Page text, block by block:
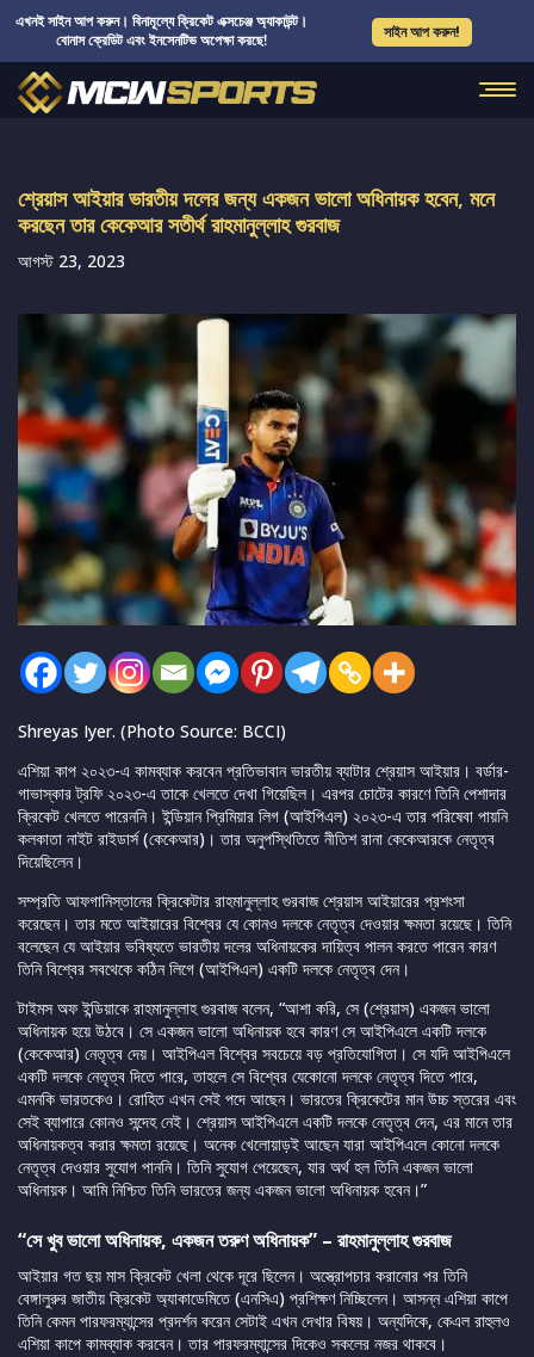
এখনই সাইন আপ করুন। বিনামূল্যে ক্রিকেট এক্সচেঞ্জ অ্যাকাউন্ট।
বোনাস ক্রেডিট এবং ইনসেনটিভ অপেক্ষা করছে!
সাইন আপ করুন!
শ্রেয়াস আইয়ার ভারতীয় দলের জন্য একজন ভালো অধিনায়ক হবেন, মনে
করছেন তার কেকেআর সতীর্থ রাহমানুল্লাহ গুরবাজ
আগস্ট 23, 2023
Shreyas Iyer. (Photo Source: BCCI)
এশিয়া কাপ ২০২৩-এ কামব্যাক করবেন প্রতিভাবান ভারতীয় ব্যাটার শ্রেয়াস আইয়ার। বর্ডার-
গাভাস্কার ট্রফি ২০২৩-এ তাকে খেলতে দেখা গিয়েছিল। এরপর চোটের কারণে তিনি পেশাদার
ক্রিকেট খেলতে পারেননি। ইন্ডিয়ান প্রিমিয়ার লিগ (আইপিএল) ২০২৩-এ তার পরিষেবা পায়নি
কলকাতা নাইট রাইডার্স (কেকেআর)। তার অনুপস্থিতিতে নীতিশ রানা কেকেআরকে নেতৃত্ব
দিয়েছিলেন।
সম্প্রতি আফগানিস্তানের ক্রিকেটার রাহমানুল্লাহ গুরবাজ শ্রেয়াস আইয়ারের প্রশংসা
করেছেন। তার মতে আইয়ারের বিশ্বের যে কোনও দলকে নেতৃত্ব দেওয়ার ক্ষমতা রয়েছে। তিনি
বলেছেন যে আইয়ার ভবিষ্যতে ভারতীয় দলের অধিনায়কের দায়িত্ব পালন করতে পারেন কারণ
তিনি বিশ্বের সবথেকে কঠিন লিগে (আইপিএল) একটি দলকে নেতৃত্ব দেন।
টাইমস অফ ইন্ডিয়াকে রাহমানুল্লাহ গুরবাজ বলেন, “আশা করি, সে (শ্রেয়াস) একজন ভালো
অধিনায়ক হয়ে উঠবে। সে একজন ভালো অধিনায়ক হবে কারণ সে আইপিএলে একটি দলকে
(কেকেআর) নেতৃত্ব দেয়। আইপিএল বিশ্বের সবচেয়ে বড় প্রতিযোগিতা। সে যদি আইপিএলে
একটি দলকে নেতৃত্ব দিতে পারে, তাহলে সে বিশ্বের যেকোনো দলকে নেতৃত্ব দিতে পারে,
এমনকি ভারতকেও। রোহিত এখন সেই পদে আছেন। ভারতের ক্রিকেটের মান উচ্চ স্তরের এবং
সেই ব্যাপারে কোনও সন্দেহ নেই। শ্রেয়াস আইপিএলে একটি দলকে নেতৃত্ব দেন, এর মানে তার
অধিনায়কত্ব করার ক্ষমতা রয়েছে। অনেক খেলোয়াড়ই আছেন যারা আইপিএলে কোনো দলকে
নেতৃত্ব দেওয়ার সুযোগ পাননি। তিনি সুযোগ পেয়েছেন, যার অর্থ হল তিনি একজন ভালো
অধিনায়ক। আমি নিশ্চিত তিনি ভারতের জন্য একজন ভালো অধিনায়ক হবেন।”
“সে খুব ভালো অধিনায়ক, একজন তরুণ অধিনায়ক” – রাহমানুল্লাহ গুরবাজ
আইয়ার গত ছয় মাস ক্রিকেট খেলা থেকে দূরে ছিলেন। অস্ত্রোপচার করানোর পর তিনি
বেঙ্গালুরুর জাতীয় ক্রিকেট অ্যাকাডেমিতে (এনসিএ) প্রশিক্ষণ নিচ্ছিলেন। আসন্ন এশিয়া কাপে
তিনি কেমন পারফরম্যান্সের প্রদর্শন করেন সেটাই এখন দেখার বিষয়। অন্যদিকে, কেএল রাহুলও
এশিয়া কাপে কামব্যাক করবেন। তার পারফরম্যান্সের দিকেও সকলের নজর থাকবে।